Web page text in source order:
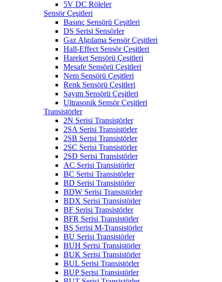
5V DC Röleler
Sensör Çeşitleri
Basınç Sensörü Çeşitleri
DS Serisi Sensörler
Gaz Algılama Sensör Çeşitleri
Hall-Effect Sensör Çeşitleri
Hareket Sensörü Çeşitleri
Mesafe Sensörü Çeşitleri
Nem Sensörü Çeşitleri
Renk Sensörü Çeşitleri
Sayım Sensörü Çeşitleri
Ultrasonik Sensör Çeşitleri
Transistörler
2N Serisi Transistörler
2SA Serisi Transistörler
2SB Serisi Transistörler
2SC Serisi Transistörler
2SD Serisi Transistörler
AC Serisi Transistörler
BC Serisi Transistörler
BD Serisi Transistörler
BDW Serisi Transistörler
BDX Serisi Transistörler
BF Serisi Transistörler
BFR Serisi Transistörler
BS Serisi M-Transistörler
BU Serisi Transistörler
BUH Serisi Transistörler
BUK Serisi Transistörler
BUL Serisi Transistörler
BUP Serisi Transistörler